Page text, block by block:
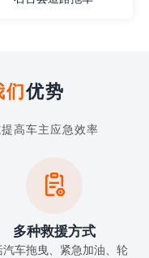
们优势
高车主应急效率

多种救援方式
汽车拖曳、紧急加油、轮